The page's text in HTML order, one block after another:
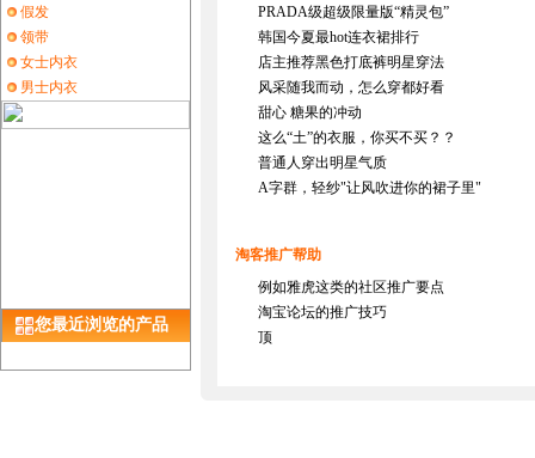
假发
领带
女士内衣
男士内衣
您最近浏览的产品
PRADA级超级限量版“精灵包”
韩国今夏最hot连衣裙排行
店主推荐黑色打底裤明星穿法
风采随我而动，怎么穿都好看
甜心 糖果的冲动
这么“土”的衣服，你买不买？？
普通人穿出明星气质
A字群，轻纱"让风吹进你的裙子里"
淘客推广帮助
例如雅虎这类的社区推广要点
淘宝论坛的推广技巧
顶